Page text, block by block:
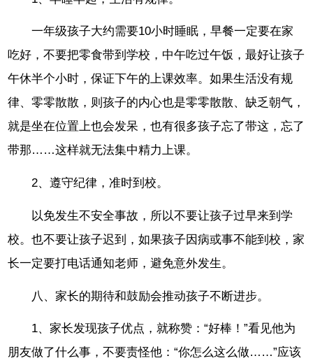
一年级孩子大约需要10小时睡眠，早餐一定要在家
吃好，不要把零食带到学校，中午吃过午饭，最好让孩子
午休半个小时，保证下午的上课效率。如果生活没有规
律、零零散散，则孩子的内心也是零零散散、缺乏朝气，
就是坐在位置上也会发呆，也有很多孩子忘了带这，忘了
带那……这样就无法集中精力上课。
2、遵守纪律，准时到校。
以免发生不安全事故，所以不要让孩子过早来到学
校。也不要让孩子迟到，如果孩子因病或事不能到校，家
长一定要打电话通知老师，避免意外发生。
八、家长的期待和鼓励会推动孩子不断进步。
1、家长发现孩子优点，就称赞：“好棒！”看见他为
朋友做了什么事，不要责怪他：“你怎么这么做……”应该